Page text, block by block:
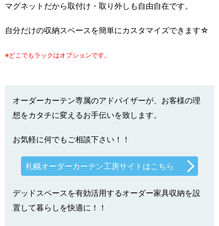
マグネットだから取付け・取り外しも自由自在です。
自分だけの収納スペースを簡単にカスタマイズできます☆
※どこでもラックはオプションです。
オーダーカーテン専属のアドバイザーが、お客様の理
想をカタチに変えるお手伝いを致します。
お気軽に何でもご相談下さい！！
札幌オーダーカーテン工房サイトはこちら
デッドスペースを有効活用するオーダー家具収納を設
置して暮らしを快適に！！